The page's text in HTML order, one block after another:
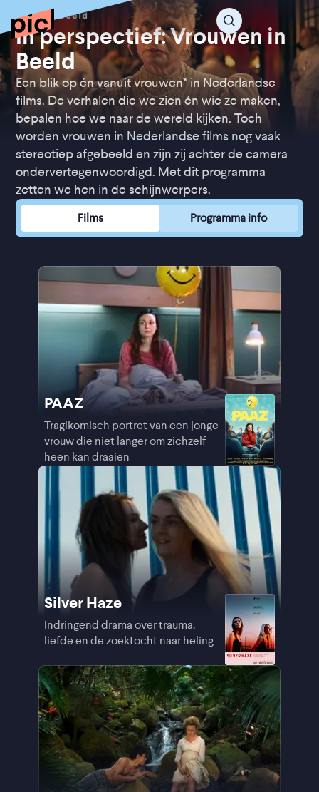
In perspectief: Vrouwen in
Beeld
Een blik op én vanuit vrouwen* in Nederlandse
films. De verhalen die we zien én wie ze maken,
bepalen hoe we naar de wereld kijken. Toch
worden vrouwen in Nederlandse films nog vaak
stereotiep afgebeeld en zijn zij achter de camera
ondervertegenwoordigd. Met dit programma
zetten we hen in de schijnwerpers.
Films Programma info
PAAZ
Tragikomisch portret van een jonge
vrouw die niet langer om zichzelf
heen kan draaien
Silver Haze
Indringend drama over trauma,
liefde en de zoektocht naar heling